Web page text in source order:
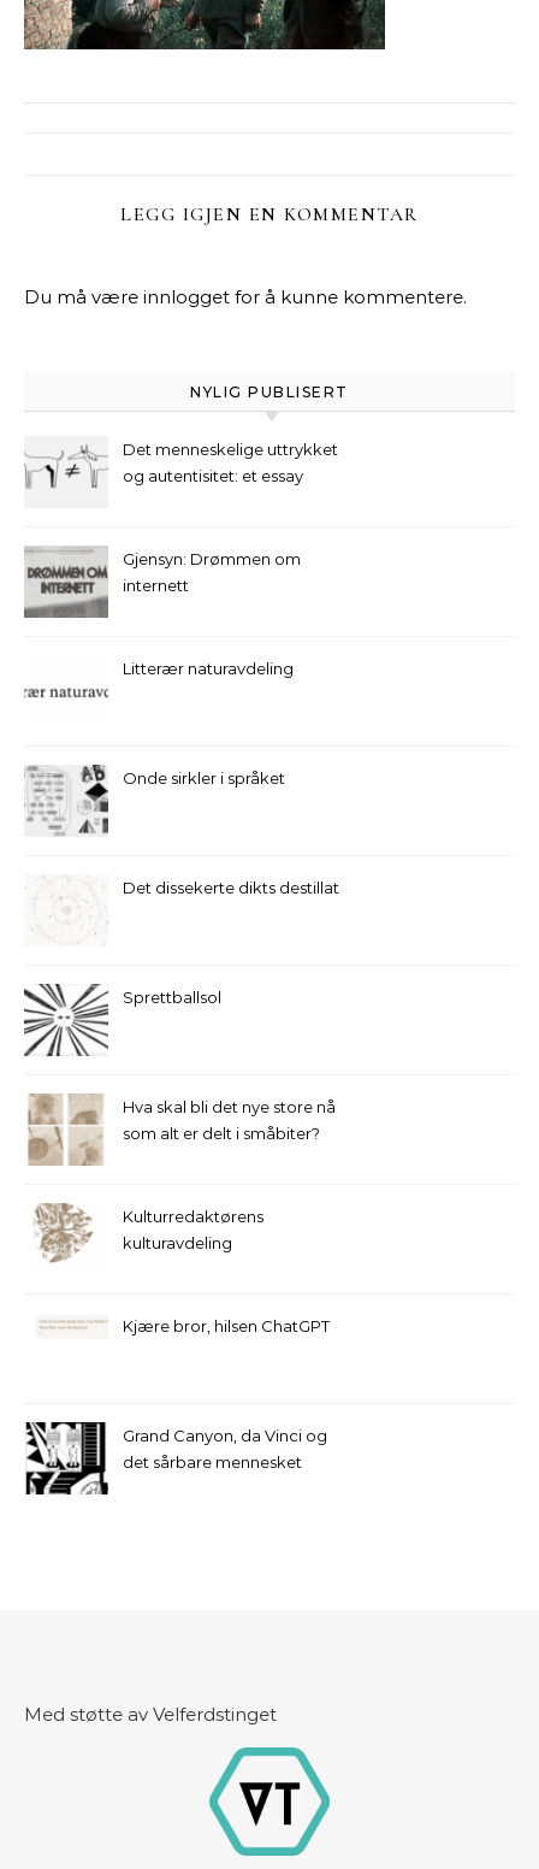
LEGG IGJEN EN KOMMENTAR
Du må være innlogget for å kunne kommentere.
NYLIG PUBLISERT
Det menneskelige uttrykket
og autentisitet: et essay
Gjensyn: Drømmen om
internett
Litterær naturavdeling
Onde sirkler i språket
Det dissekerte dikts destillat
Sprettballsol
Hva skal bli det nye store nå
som alt er delt i småbiter?
Kulturredaktørens
kulturavdeling
Kjære bror, hilsen ChatGPT
Grand Canyon, da Vinci og
det sårbare mennesket
Med støtte av Velferdstinget